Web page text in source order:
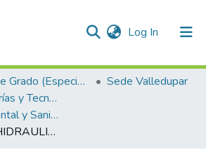
Log In (current)
Trabajos de Grado (Especializaciones y Pregrados)
Sede Valledupar
Facultad Ingenierías y Tecnologías
Ingeniería Ambiental y Sanitaria.
EVALUACIÓN HIDRAULICA DE LA PLANTA DE TRATAMIENTO DE AGUA POTABLE LA HUARICHA DEL SISTEMA DE ACUEDUCTO DE LA CABECERA DEL MUNICIPIO DE VALLEDUPAR CESAR